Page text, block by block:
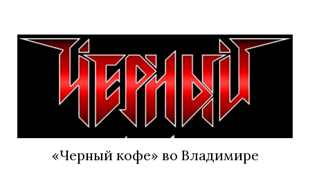
«Черный кофе» во Владимире